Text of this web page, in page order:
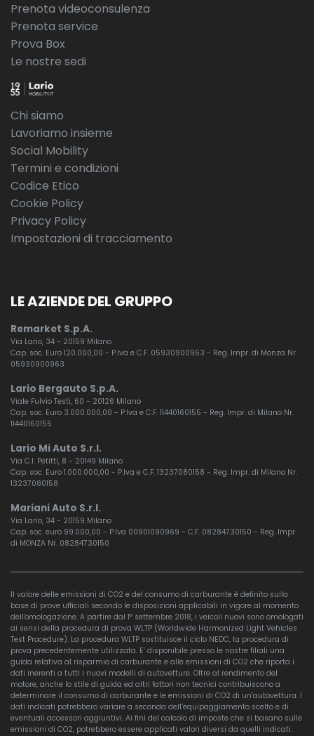
Prenota videoconsulenza
Prenota service
Prova Box
Le nostre sedi
Chi siamo
Lavoriamo insieme
Social Mobility
Termini e condizioni
Codice Etico
Cookie Policy
Privacy Policy
Impostazioni di tracciamento
LE AZIENDE DEL GRUPPO
Remarket S.p.A.
Via Lario, 34 - 20159 Milano
Cap. soc. Euro 120.000,00 - P.Iva e C.F. 05930900963 - Reg. Impr. di Monza Nr.
05930900963
Lario Bergauto S.p.A.
Viale Fulvio Testi, 60 - 20126 Milano
Cap. soc. Euro 3.000.000,00 - P.Iva e C.F. 11440160155 - Reg. Impr. di Milano Nr.
11440160155
Lario Mi Auto S.r.l.
Via C.I. Petitti, 8 - 20149 Milano
Cap. soc. Euro 1.000.000,00 - P.Iva e C.F. 13237080158 - Reg. Impr. di Milano Nr.
13237080158
Mariani Auto S.r.l.
Via Lario, 34 - 20159 Milano
Cap. soc. euro 99.000,00 - P.Iva 00901090969 - C.F. 08284730150 - Reg. Impr.
di MONZA Nr. 08284730150
Il valore delle emissioni di CO2 e del consumo di carburante è definito sulla
base di prove ufficiali secondo le disposizioni applicabili in vigore al momento
dell'omologazione. A partire dal 1° settembre 2018, i veicoli nuovi sono omologati
ai sensi della procedura di prova WLTP (Worldwide Harmonized Light Vehicles
Test Procedure). La procedura WLTP sostituisce il ciclo NEDC, la procedura di
prova precedentemente utilizzata. E’ disponibile presso le nostre filiali una
guida relativa al risparmio di carburante e alle emissioni di CO2 che riporta i
dati inerenti a tutti i nuovi modelli di autovetture. Oltre al rendimento del
motore, anche lo stile di guida ed altri fattori non tecnici contribuiscono a
determinare il consumo di carburante e le emissioni di CO2 di un’autovettura. I
dati indicati potrebbero variare a seconda dell’equipaggiamento scelto e di
eventuali accessori aggiuntivi. Ai fini del calcolo di imposte che si basano sulle
emissioni di CO2, potrebbero essere applicati valori diversi da quelli indicati.